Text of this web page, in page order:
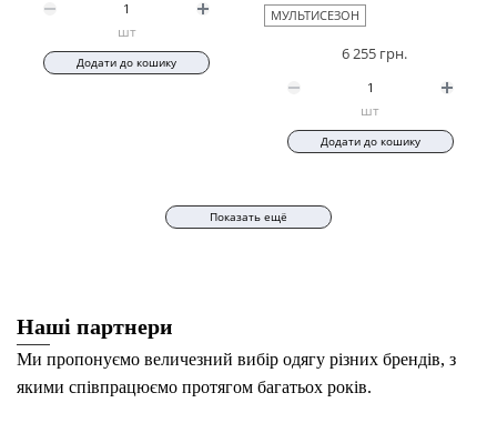
шт
Додати до кошику
МУЛЬТИСЕЗОН
6 255 грн.
шт
Додати до кошику
Показать ещё
Наші партнери
Ми пропонуємо величезний вибір одягу різних брендів, з
якими співпрацюємо протягом багатьох років.